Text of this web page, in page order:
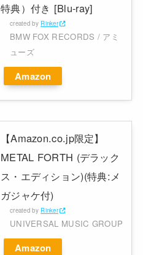
特典）付き [Blu-ray]
created by Rinker
BMW FOX RECORDS / アミ
ューズ
Amazon
【Amazon.co.jp限定】
METAL FORTH (デラック
ス・エディション)(特典:メ
ガジャケ付)
created by Rinker
UNIVERSAL MUSIC GROUP
Amazon